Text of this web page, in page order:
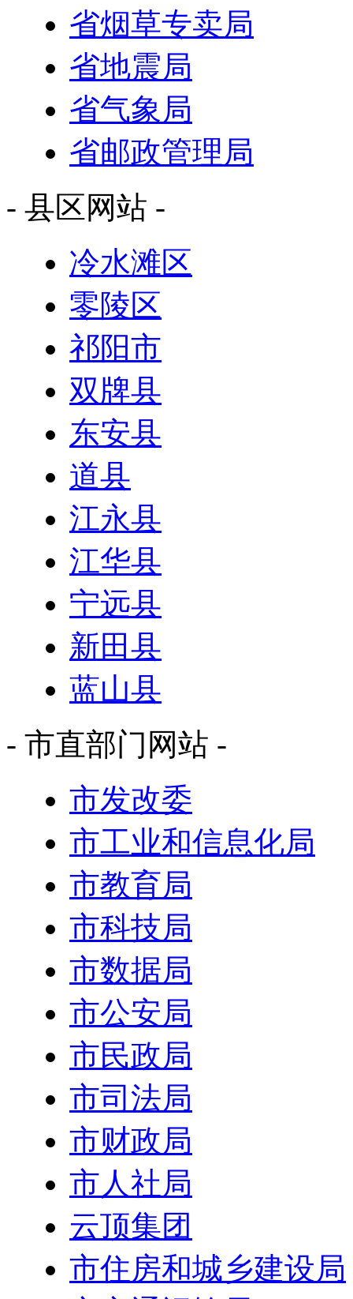
省烟草专卖局
省地震局
省气象局
省邮政管理局
- 县区网站 -
冷水滩区
零陵区
祁阳市
双牌县
东安县
道县
江永县
江华县
宁远县
新田县
蓝山县
- 市直部门网站 -
市发改委
市工业和信息化局
市教育局
市科技局
市数据局
市公安局
市民政局
市司法局
市财政局
市人社局
云顶集团
市住房和城乡建设局